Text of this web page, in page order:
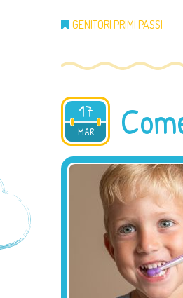
GENITORI PRIMI PASSI
17
MAR
2021